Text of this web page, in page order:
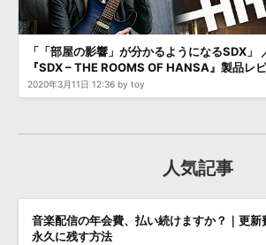
「「部屋の影響」が分かるようになるSDX
『SDX – THE ROOMS OF HANSA』製品レ
2020年3月11日 12:36 by toy
人気記事
音楽配信の年会費、払い続けますか？｜更
永久に残す方法